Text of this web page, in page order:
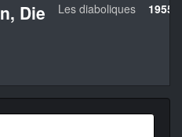
Die Les diaboliques 1955